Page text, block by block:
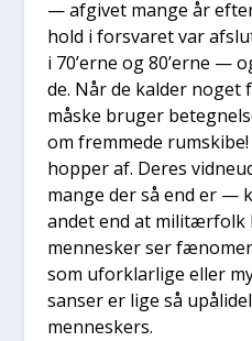
— afgi­vet man­ge år
hold i for­sva­ret var
i 70’erne og 80’erne —
de. Når de kal­der
måske bru­ger
om frem­me­de
hop­per af. Deres
man­ge der så end er —
andet end at mili­tær­folk
men­ne­sker ser
som ufor­klar­li­ge eller
san­ser er lige så
men­ne­skers.